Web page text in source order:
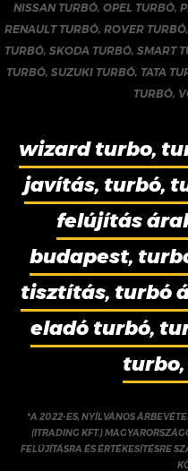
NISSAN TURBÓ, OPEL TURBÓ,
RENAULT TURBÓ,ROVER TURBÓ
TURBÓ, SKODA TURBÓ, SMART
TURBÓ,SUZUKI TURBÓ, TATA
TURBÓ,
wizard turbo,
javítás, turbó,
felújítás
budapest,
tisztítás, turbó
eladó turbó,
turbo,
*A 2022-ES, NYÍLVÁNOS
(ITRADING KFT.)
FELÚJÍTÁSRA ÉS ÉRTÉKESÍTÉSRE